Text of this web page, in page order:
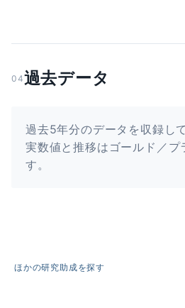
04過去データ
過去5年分のデータを収録し
実数値と推移はゴールド／プ
す。
ほかの研究助成を探す